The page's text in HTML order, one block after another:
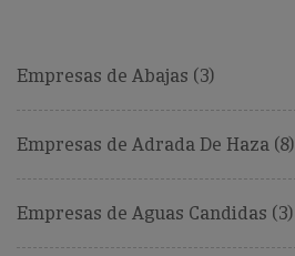
Empresas de Abajas (3)
Empresas de Adrada De Haza (8)
Empresas de Aguas Candidas (3)